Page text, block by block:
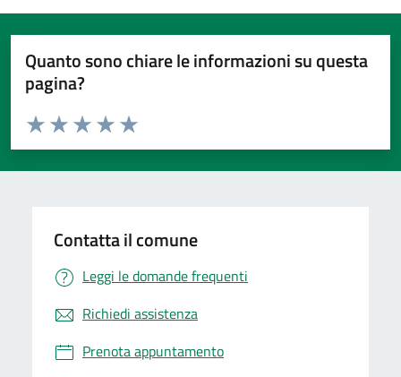
Quanto sono chiare le informazioni su questa
pagina?
Valuta da 1 a 5 stelle la pagina
Valuta 5 stelle su 5
Valuta 4 stelle su 5
Valuta 3 stelle su 5
Valuta 2 stelle su 5
Valuta 1 stelle su 5
Contatta il comune
Leggi le domande frequenti
Richiedi assistenza
Prenota appuntamento